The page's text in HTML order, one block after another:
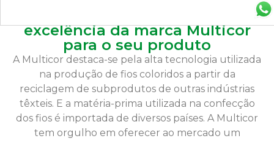
excelência da marca Multicor
para o seu produto
A Multicor destaca-se pela alta tecnologia utilizada
na produção de fios coloridos a partir da
reciclagem de subprodutos de outras indústrias
têxteis. E a matéria-prima utilizada na confecção
dos fios é importada de diversos países. A Multicor
tem orgulho em oferecer ao mercado um